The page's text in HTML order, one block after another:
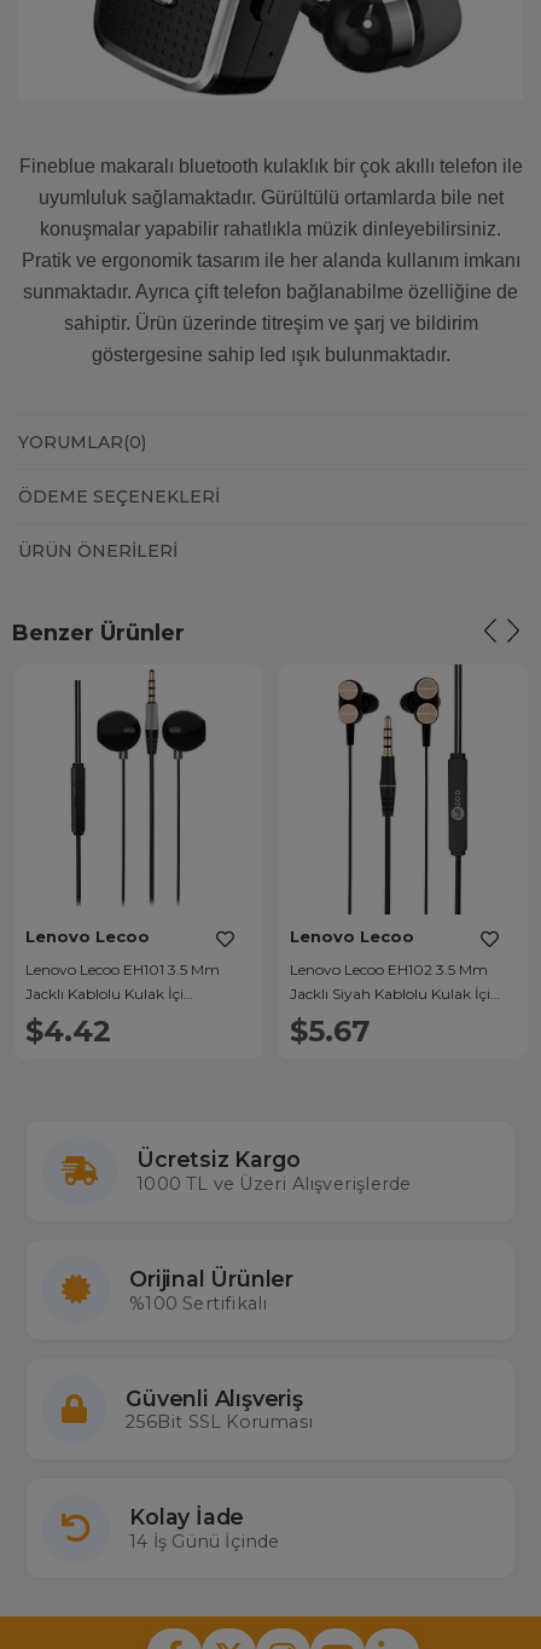
Fineblue makaralı bluetooth kulaklık bir çok akıllı telefon ile
uyumluluk sağlamaktadır. Gürültülü ortamlarda bile net
konuşmalar yapabilir rahatlıkla müzik dinleyebilirsiniz.
Pratik ve ergonomik tasarım ile her alanda kullanım imkanı
sunmaktadır. Ayrıca çift telefon bağlanabilme özelliğine de
sahiptir. Ürün üzerinde titreşim ve şarj ve bildirim
göstergesine sahip led ışık bulunmaktadır.
YORUMLAR(0)
ÖDEME SEÇENEKLERI
ÜRÜN ÖNERILERI
Benzer Ürünler
Lenovo Lecoo
Lenovo Lecoo EH101 3.5 Mm
Jacklı Kablolu Kulak İçi
Mikrofonlu Kulaklık
$4.42
Lenovo Lecoo
Lenovo Lecoo EH102 3.5 Mm
Jacklı Siyah Kablolu Kulak İçi
Mikrofonlu Kulaklık
$5.67
Ücretsiz Kargo
1000 TL ve Üzeri Alışverişlerde
Orijinal Ürünler
%100 Sertifikalı
Güvenli Alışveriş
256Bit SSL Koruması
Kolay İade
14 İş Günü İçinde